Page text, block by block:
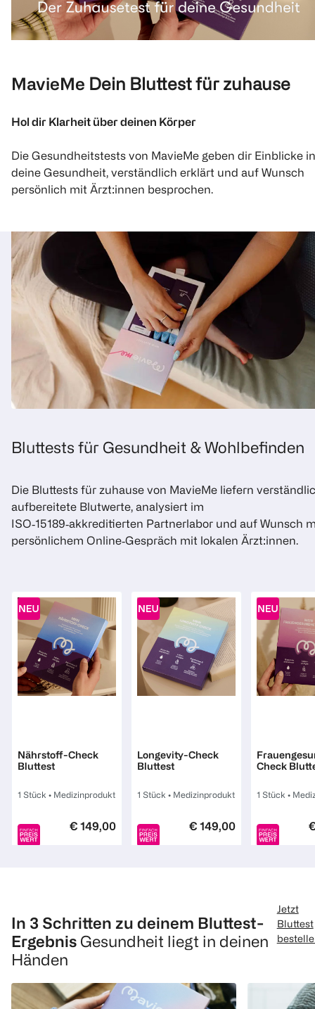
MavieMe Dein Bluttest für zuhause
Hol dir Klarheit über deinen Körper
Die Gesundheitstests von MavieMe geben dir Einblicke in
deine Gesundheit, verständlich erklärt und auf Wunsch
persönlich mit Ärzt:innen besprochen.
Bluttests für Gesundheit & Wohlbefinden
Die Bluttests für zuhause von MavieMe liefern
aufbereitete Blutwerte, analysiert im
ISO‑15189‑akkreditierten Partnerlabor und auf Wunsch
persönlichem Online‑Gespräch mit lokalen Ärzt:innen.
Nährstoff-Check
Bluttest
1 Stück • Medizinprodukt
€ 149,00
Longevity-Check
Bluttest
1 Stück • Medizinprodukt
€ 149,00
Check
1 Stück •
In 3 Schritten zu deinem Bluttest-
Ergebnis Gesundheit liegt in deinen
Händen
Jetzt
Bluttest